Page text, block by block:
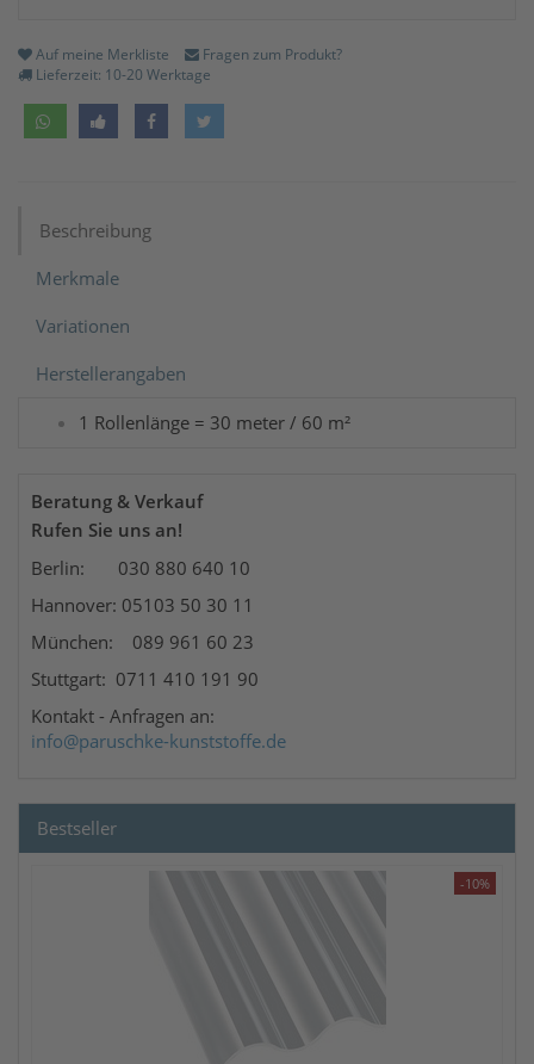
Auf meine Merkliste
Fragen zum Produkt?
Lieferzeit: 10-20 Werktage
Beschreibung
Merkmale
Variationen
Herstellerangaben
1 Rollenlänge = 30 meter / 60 m²
Beratung & Verkauf
Rufen Sie uns an!
Berlin: 030 880 640 10
Hannover: 05103 50 30 11
München: 089 961 60 23
Stuttgart: 0711 410 191 90
Kontakt - Anfragen an:
info@paruschke-kunststoffe.de
Bestseller
-10%